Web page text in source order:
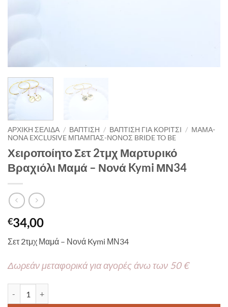
ΑΡΧΙΚΉ ΣΕΛΊΔΑ / ΒΑΠΤΙΣΗ / ΒΑΠΤΙΣΗ ΓΙΑ ΚΟΡΙΤΣΙ / ΜΑΜΑ-
ΝΟΝΑ EXCLUSIVE ΜΠΑΜΠΑΣ-ΝΟΝΟΣ BRIDE TO BE
Χειροποίητο Σετ 2τμχ Μαρτυρικό
Βραχιόλι Μαμά – Νονά Kymi ΜΝ34
€34,00
Σετ 2τμχ Μαμά – Νονά Kymi ΜΝ34
Δωρεάν μεταφορικά για αγορές άνω των 50 €